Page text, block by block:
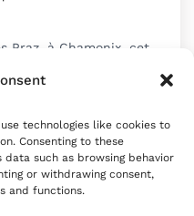
technologies like cookies to
Consenting to these
such as browsing behavior
or withdrawing consent,
and functions.
à Chamonix, cet…
de
par semaine